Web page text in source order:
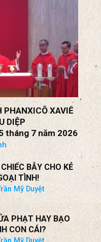
XAVIÊ
DIỆP
tháng 7 năm 2026
BẪY CHO KẺ
TÌNH!
Mỹ Duyệt